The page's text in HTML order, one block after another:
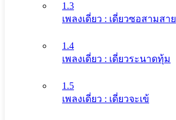
1.3
เพลงเดี่ยว : เดี่ยวซอสามสาย
1.4
เพลงเดี่ยว : เดี่ยวระนาดทุ้ม
1.5
เพลงเดี่ยว : เดี่ยวจะเข้